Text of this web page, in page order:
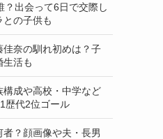
？出会って6日で交際し
との子供も
佳奈の馴れ初めは？子
生活も
成や高校・中学など
歴代2位ゴール
？顔画像や夫・長男